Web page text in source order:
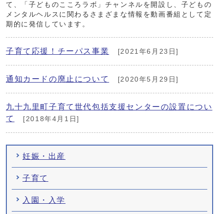
て、「子どものこころラボ」チャンネルを開設し、子どもの
メンタルヘルスに関わるさまざまな情報を動画番組として定
期的に発信しています。
子育て応援！チーパス事業 [2021年6月23日]
通知カードの廃止について [2020年5月29日]
九十九里町子育て世代包括支援センターの設置につい
て
[2018年4月1日]
妊娠・出産
子育て
入園・入学